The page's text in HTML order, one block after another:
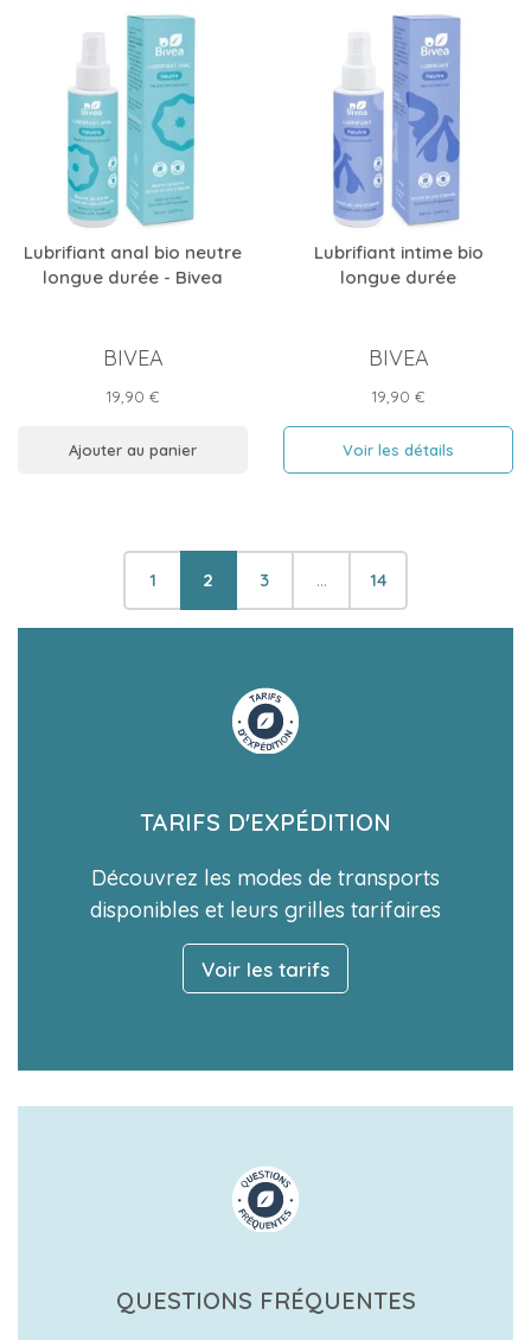
Lubrifiant anal bio neutre
longue durée - Bivea
BIVEA
Prix
19,90 €
Ajouter au panier
Lubrifiant intime bio
longue durée
BIVEA
Prix
19,90 €
Voir les détails
1 2 3 … 14
TARIFS D'EXPÉDITION
Découvrez les modes de transports
disponibles et leurs grilles tarifaires
Voir les tarifs
QUESTIONS FRÉQUENTES